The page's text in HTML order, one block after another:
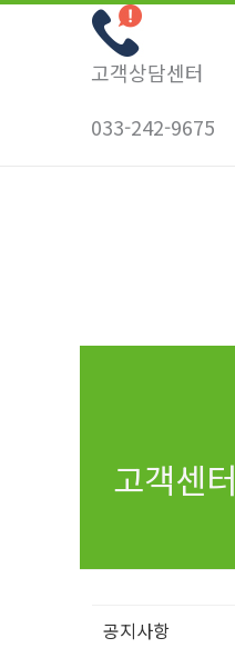
콘
고객상담센터
033-242-9675
고객센터
공지사항